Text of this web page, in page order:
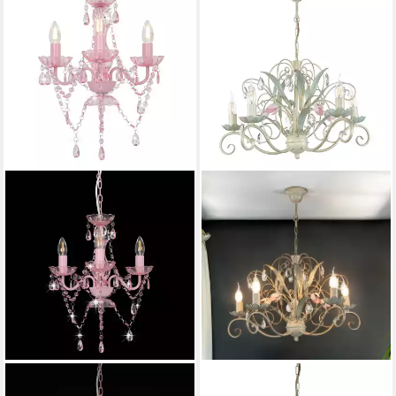
LICHT-ERLEBNISSE